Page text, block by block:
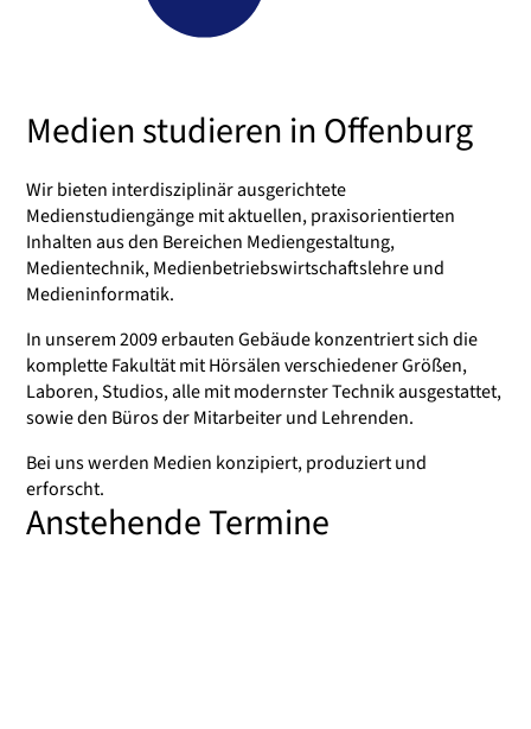
Medien studieren in Offenburg
Wir bieten interdisziplinär ausgerichtete
Medienstudiengänge mit aktuellen, praxisorientierten
Inhalten aus den Bereichen Mediengestaltung,
Medientechnik, Medienbetriebswirtschaftslehre und
Medieninformatik.
In unserem 2009 erbauten Gebäude konzentriert sich die
komplette Fakultät mit Hörsälen verschiedener Größen,
Laboren, Studios, alle mit modernster Technik ausgestattet,
sowie den Büros der Mitarbeiter und Lehrenden.
Bei uns werden Medien konzipiert, produziert und
erforscht.
Anstehende Termine